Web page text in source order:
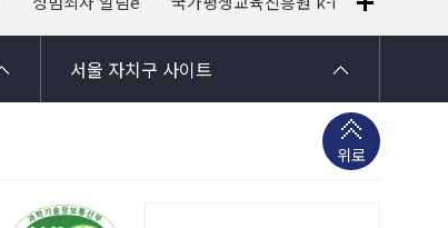
서울 자치구 사이트
위로